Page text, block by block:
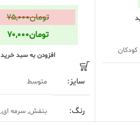
کودکان
تومان۷۵,۰۰۰
تومان۷۰,۰۰۰
افزودن به سبد خرید
سایز متوسط
رنگ بنفش,سرمه ای,